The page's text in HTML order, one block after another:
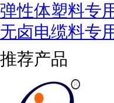
弹性体塑料专
无卤电缆料专
推荐产品